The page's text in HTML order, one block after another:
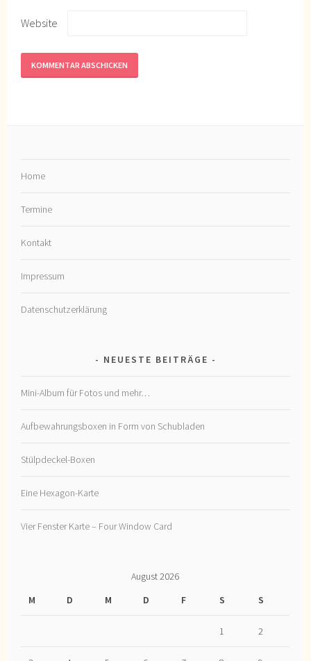
Website
Home
Termine
Kontakt
Impressum
Datenschutzerklärung
NEUESTE BEITRÄGE
Mini-Album für Fotos und mehr…
Aufbewahrungsboxen in Form von Schubladen
Stülpdeckel-Boxen
Eine Hexagon-Karte
Vier Fenster Karte – Four Window Card
August 2026
M
D M D F S S
1 2